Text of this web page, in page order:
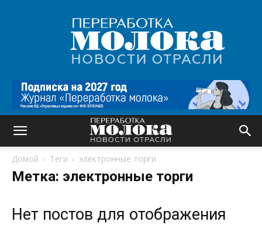
Переработка
молока
|
Новости
Домой Теги электронные торги
Метка: электронные торги
Нет постов для отображения